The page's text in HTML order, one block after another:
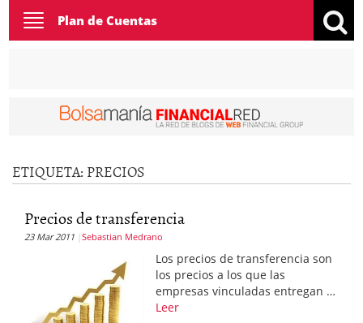
Toggle
navigation
Plan de Cuentas
ETIQUETA: PRECIOS
Precios de transferencia
23 Mar 2011 Sebastian Medrano
Los precios de transferencia son
los precios a los que las
empresas vinculadas entregan …
Leer